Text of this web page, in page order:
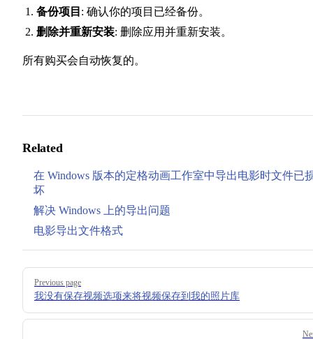
备份项目 : 确认你的项目已经备份。
删除并重新安装: 删除应用并重新安装。
所有购买会自动恢复的。
Related
在 Windows 版本的定格动画工作室中导出电影时文件已
坏
解决 Windows 上的导出问题
电影导出文件格式
Pager
Previous page
我没有保存视频选项来将视频保存到我的照片库